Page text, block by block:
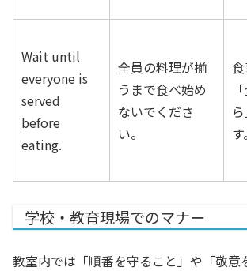
Wait until
everyone is
served
before
eating.
全員の料理が揃
うまで食べ始め
ないでくださ
い。
す。
学校・教育現場でのマナー
教室内では「順番を守ること」や「敬意